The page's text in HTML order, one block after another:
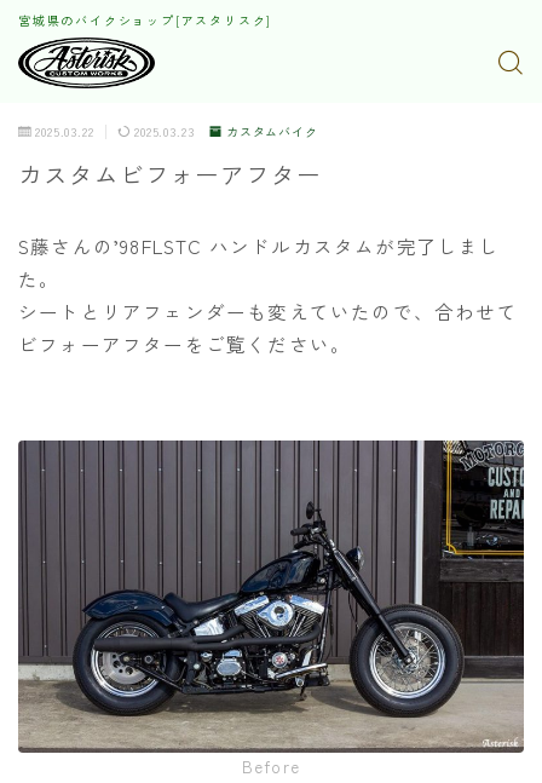
宮城県のバイクショップ[アスタリスク]
2025.03.22 2025.03.23 カスタムバイク
カスタムビフォーアフター
S藤さんの’98FLSTC ハンドルカスタムが完了しまし
た。
シートとリアフェンダーも変えていたので、合わせて
ビフォーアフターをご覧ください。
Before